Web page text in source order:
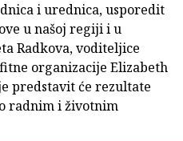
i urednica, usporedit
u našoj regiji i u
Radkova, voditeljice
organizacije Elizabeth
predstavit će rezultate
radnim i životnim